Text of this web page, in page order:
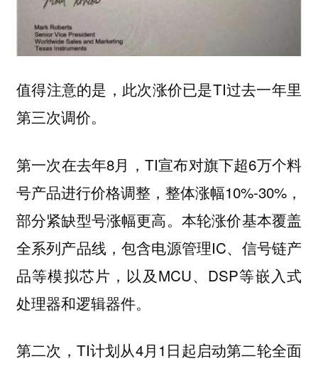
值得注意的是，此次涨价已是TI过去一年里
第三次调价。
第一次在去年8月，TI宣布对旗下超6万个料
号产品进行价格调整，整体涨幅10%-30%，
部分紧缺型号涨幅更高。本轮涨价基本覆盖
全系列产品线，包含电源管理IC、信号链产
品等模拟芯片，以及MCU、DSP等嵌入式
处理器和逻辑器件。
第二次，TI计划从4月1日起启动第二轮全面